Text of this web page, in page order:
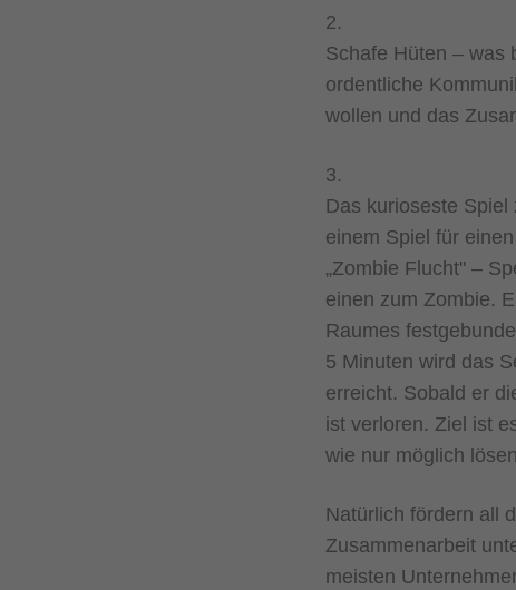
2.
Schafe Hüten – was
ordentliche
wollen und das
3.
Das kurioseste Spiel
einem Spiel für
„Zombie Flucht" –
einen zum Zombie.
Raumes
5 Minuten wird das
erreicht. Sobald er
ist verloren. Ziel ist
wie nur möglich
Natürlich fördern all
Zusammenarbeit
meisten